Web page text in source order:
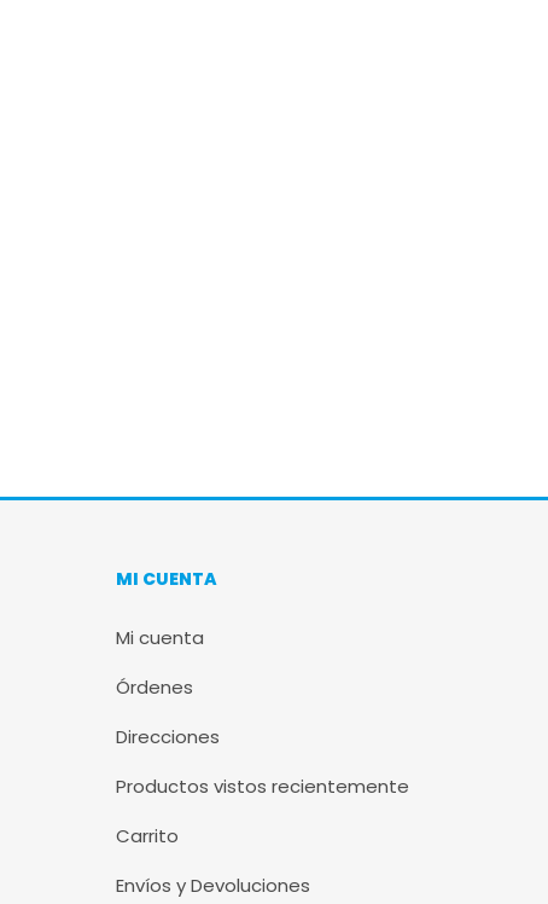
MI CUENTA
Mi cuenta
Órdenes
Direcciones
Productos vistos recientemente
Carrito
Envíos y Devoluciones